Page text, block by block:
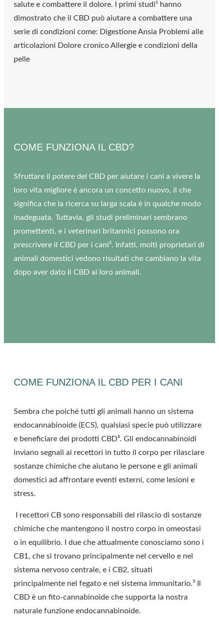
salute e combattere il dolore. I primi studi¹ hanno
dimostrato che il CBD può aiutare a combattere una
serie di condizioni come: Digestione Ansia Problemi alle
articolazioni Dolore cronico Allergie e condizioni della
pelle
COME FUNZIONA IL CBD?
Sfruttare il potere del CBD per aiutare i cani a vivere la
loro vita migliore è ancora un concetto nuovo, il che
significa che la ricerca su larga scala è in qualche modo
inadeguata. Tuttavia, gli studi preliminari sembrano
promettenti, e i veterinari britannici possono ora
prescrivere il CBD per i cani². Infatti, molti proprietari di
animali domestici vedono risultati che cambiano la vita
dopo aver dato il CBD ai loro animali.
COME FUNZIONA IL CBD PER I CANI
Sembra che poiché tutti gli animali hanno un sistema
endocannabinoide (ECS), qualsiasi specie può utilizzare
e beneficiare dei prodotti CBD³. Gli endocannabinoidi
inviano segnali ai recettori in tutto il corpo per rilasciare
sostanze chimiche che aiutano le persone e gli animali
domestici ad affrontare eventi esterni, come lesioni e
stress.
I recettori CB sono responsabili del rilascio di sostanze
chimiche che mantengono il nostro corpo in omeostasi
o in equilibrio. I due che attualmente conosciamo sono i
CB1, che si trovano principalmente nel cervello e nel
sistema nervoso centrale, e i CB2, situati
principalmente nel fegato e nel sistema immunitario.³ Il
CBD è un fito-cannabinoide che supporta la nostra
naturale funzione endocannabinoide.